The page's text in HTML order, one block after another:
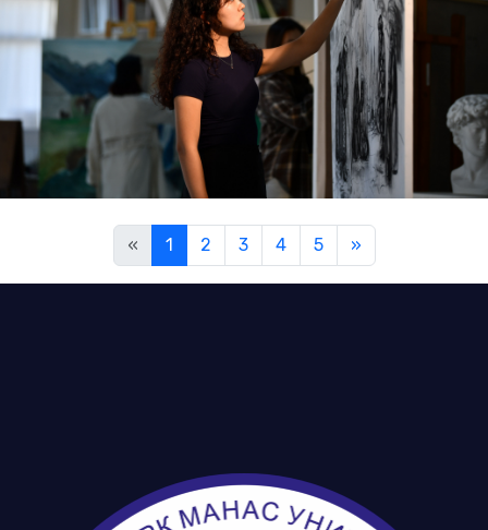
« 1 2 3 4 5 »